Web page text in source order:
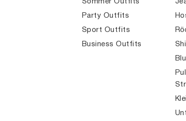
Sommer Outfits
Party Outfits
Sport Outfits
Business Outfits